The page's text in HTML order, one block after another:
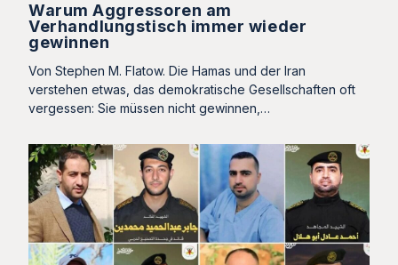
Warum Aggressoren am
Verhandlungstisch immer wieder
gewinnen
Von Stephen M. Flatow. Die Hamas und der Iran
verstehen etwas, das demokratische Gesellschaften oft
vergessen: Sie müssen nicht gewinnen,…